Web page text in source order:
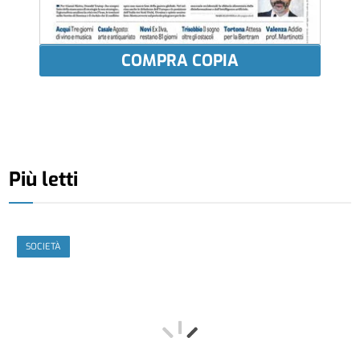
COMPRA COPIA
Più letti
SOCIETÀ